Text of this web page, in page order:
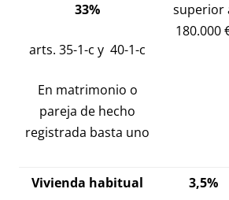
33%
arts. 35-1-c y 40-1-c
En matrimonio o
pareja de hecho
registrada basta uno
superior
180.000
Vivienda habitual 3,5%